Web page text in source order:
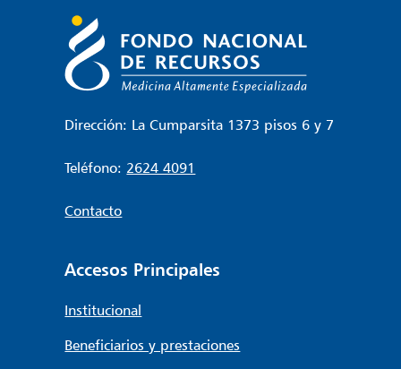
Dirección: La Cumparsita 1373 pisos 6 y 7
Teléfono: 2624 4091
Contacto
Accesos Principales
Institucional
Beneficiarios y prestaciones